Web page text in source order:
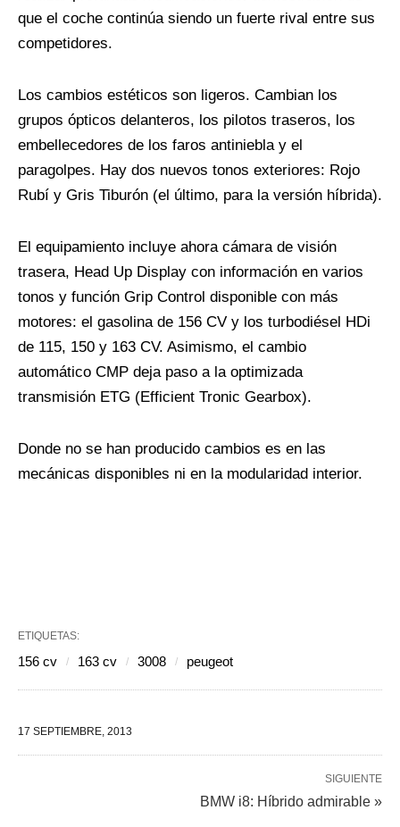
que el coche continúa siendo un fuerte rival entre sus
competidores.
Los cambios estéticos son ligeros. Cambian los
grupos ópticos delanteros, los pilotos traseros, los
embellecedores de los faros antiniebla y el
paragolpes. Hay dos nuevos tonos exteriores: Rojo
Rubí y Gris Tiburón (el último, para la versión híbrida).
El equipamiento incluye ahora cámara de visión
trasera, Head Up Display con información en varios
tonos y función Grip Control disponible con más
motores: el gasolina de 156 CV y los turbodiésel HDi
de 115, 150 y 163 CV. Asimismo, el cambio
automático CMP deja paso a la optimizada
transmisión ETG (Efficient Tronic Gearbox).
Donde no se han producido cambios es en las
mecánicas disponibles ni en la modularidad interior.
ETIQUETAS:
156 cv 163 cv 3008 peugeot
17 SEPTIEMBRE, 2013
SIGUIENTE
BMW i8: Híbrido admirable »